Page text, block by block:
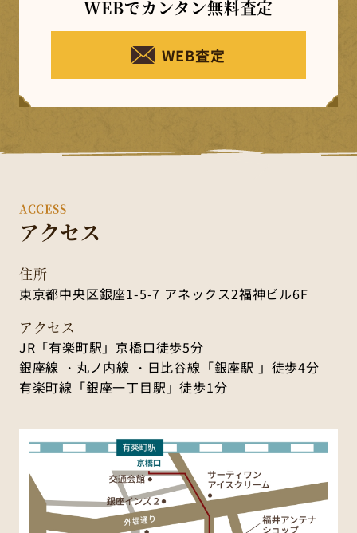
WEBでカンタン無料査定
WEB査定
ACCESS
アクセス
住所
東京都中央区銀座1-5-7 アネックス2福神ビル6F
アクセス
JR「有楽町駅」京橋口徒歩5分
銀座線 ・丸ノ内線 ・日比谷線「銀座駅 」徒歩4分
有楽町線「銀座一丁目駅」徒歩1分